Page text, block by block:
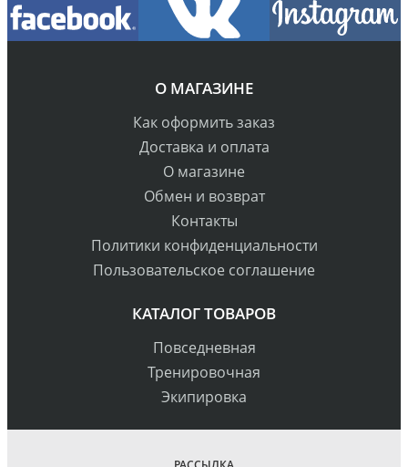
О МАГАЗИНЕ
Как оформить заказ
Доставка и оплата
О магазине
Обмен и возврат
Контакты
Политики конфиденциальности
Пользовательское соглашение
КАТАЛОГ ТОВАРОВ
Повседневная
Тренировочная
Экипировка